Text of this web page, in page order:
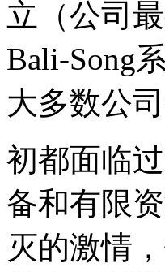
立（公司
Bali-Song
大多数公
初都面临
备和有限
灭的激情